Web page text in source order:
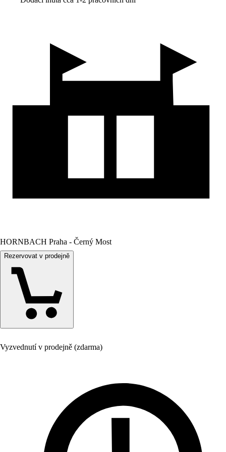
HORNBACH Praha - Černý Most
Rezervovat v prodejně
Vyzvednutí v prodejně (zdarma)